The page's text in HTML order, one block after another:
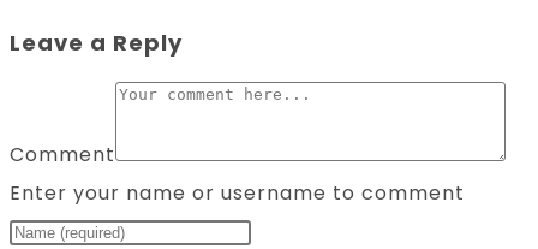
Leave a Reply
Comment
Enter your name or username to comment